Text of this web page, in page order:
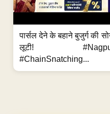
पार्सल देने के बहाने बुजुर्ग की
लूटी!
#ChainSnatching...